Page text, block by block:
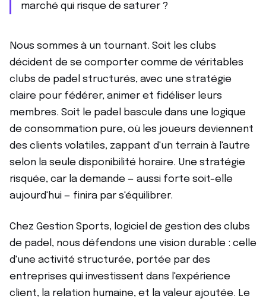
marché qui risque de saturer ?
Nous sommes à un tournant. Soit les clubs
décident de se comporter comme de véritables
clubs de padel structurés, avec une stratégie
claire pour fédérer, animer et fidéliser leurs
membres. Soit le padel bascule dans une logique
de consommation pure, où les joueurs deviennent
des clients volatiles, zappant d'un terrain à l'autre
selon la seule disponibilité horaire. Une stratégie
risquée, car la demande — aussi forte soit-elle
aujourd'hui — finira par s'équilibrer.
Chez Gestion Sports, logiciel de gestion des clubs
de padel, nous défendons une vision durable : celle
d'une activité structurée, portée par des
entreprises qui investissent dans l'expérience
client, la relation humaine, et la valeur ajoutée. Le